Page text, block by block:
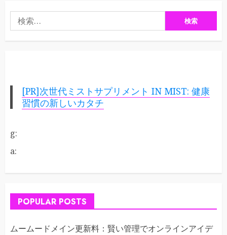
索:
[PR]次世代ミストサプリメント IN MIST: 健康
習慣の新しいカタチ
g:
a:
POPULAR POSTS
ムームードメイン更新料：賢い管理でオンラインアイデ